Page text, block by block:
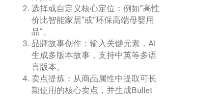
选择或自定义核心定位：例如“高性
价比智能家居”或“环保高端母婴用
品”。
品牌故事创作：输入关键元素，AI
生成多版本故事，支持中英等多语
言版本。
卖点提炼：从商品属性中提取可长
期使用的核心卖点，并生成Bullet